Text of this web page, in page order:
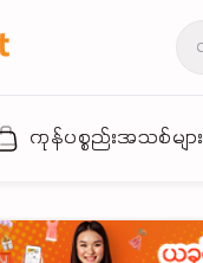
ကုန်ပစ္စည်းအသစ်များ